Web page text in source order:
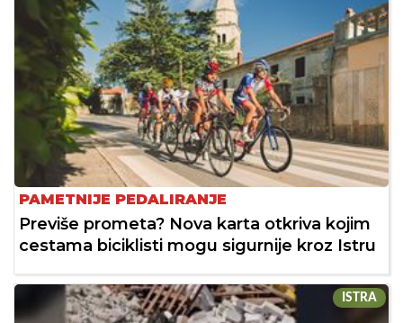
PAMETNIJE PEDALIRANJE
Previše prometa? Nova karta otkriva kojim
cestama biciklisti mogu sigurnije kroz Istru
ISTRA